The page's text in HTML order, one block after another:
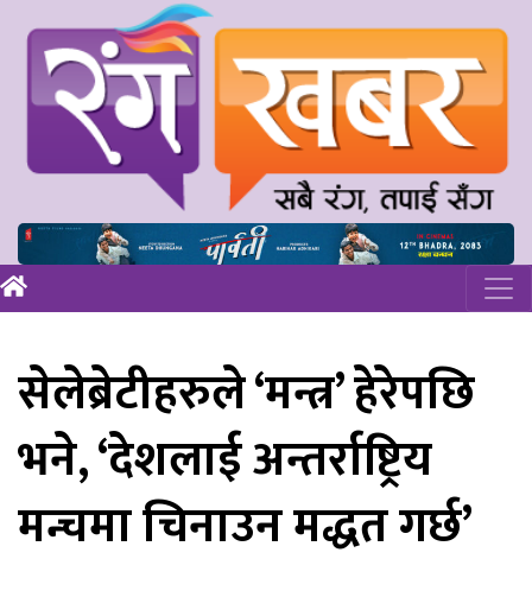
सेलेब्रेटीहरुले ‘मन्त्र’ हेरेपछि
भने, ‘देशलाई अन्तर्राष्ट्रिय
मन्चमा चिनाउन मद्धत गर्छ’